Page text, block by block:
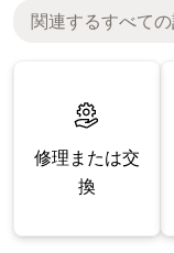
修理または交
換